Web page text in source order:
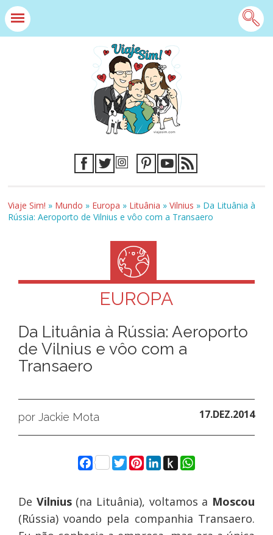
Viaje Sim! » Mundo » Europa » Lituânia »Vilnius » Da Lituânia à
Rússia: Aeroporto de Vilnius e vôo com a Transaero
EUROPA
Da Lituânia à Rússia: Aeroporto
de Vilnius e vôo com a
Transaero
por Jackie Mota 17.DEZ.2014
Facebook
Twitter
Pinterest
LinkedIn
Push
to
WhatsApp
De Vilnius(na Lituânia), voltamos a Moscou
(Rússia) voando pela companhia Transaero.